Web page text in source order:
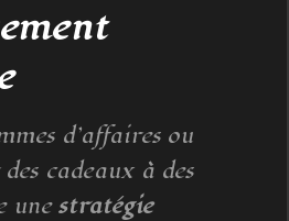
d’affaires ou
cadeaux à des
une stratégie